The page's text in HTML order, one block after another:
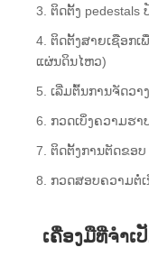
3. ຕິດຕັ້ງ
4. ຕິດຕັ້ງສາຍເຊືອກ
ແຜ່ນດິນໄຫວ)
5. ເລີ່ມຕົ້ນການຈັດວາ
6. ກວດເບິ່ງຄວາມຮ
7. ຕິດຕັ້ງການຕັດຂອບ
8. ກວດສອບຄວາມຕໍ່
ເຄື່ອງມືທີ່ຈໍາເ